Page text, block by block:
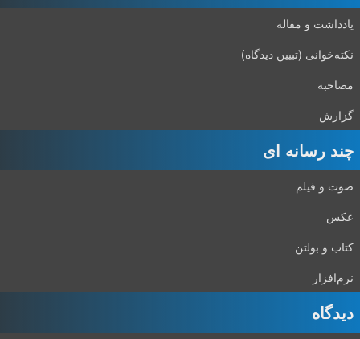
یادداشت و مقاله
نکته‌خوانی (تبیین دیدگاه)
مصاحبه
گزارش
چند رسانه ای
صوت و فیلم
عکس
کتاب و بولتن
نرم‌افزار
دیدگاه‌